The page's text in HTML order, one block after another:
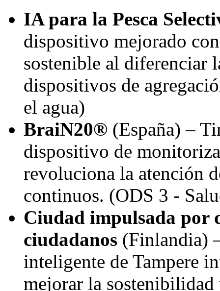
IA para la Pesca
dispositivo mejorado
sostenible al diferenciar
dispositivos de
el agua)
BraiN20® (España) –
dispositivo de
revoluciona la atención
continuos. (ODS 3 -
Ciudad impulsada por
ciudadanos (Finlandia)
inteligente de Tampere
mejorar la